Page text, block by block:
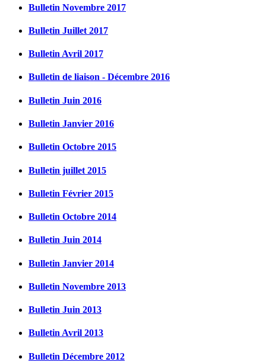
Bulletin Novembre 2017
Bulletin Juillet 2017
Bulletin Avril 2017
Bulletin de liaison - Décembre 2016
Bulletin Juin 2016
Bulletin Janvier 2016
Bulletin Octobre 2015
Bulletin juillet 2015
Bulletin Février 2015
Bulletin Octobre 2014
Bulletin Juin 2014
Bulletin Janvier 2014
Bulletin Novembre 2013
Bulletin Juin 2013
Bulletin Avril 2013
Bulletin Décembre 2012